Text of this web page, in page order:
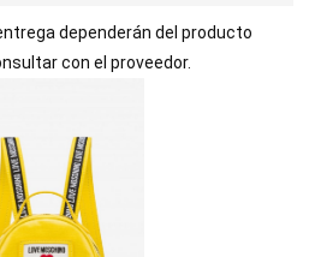
dependerán del producto
con el proveedor.